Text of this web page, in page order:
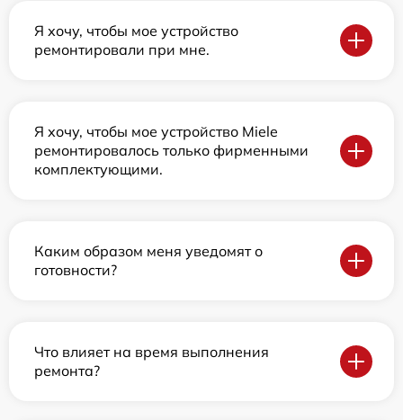
Я хочу, чтобы мое устройство
ремонтировали при мне.
Я хочу, чтобы мое устройство Miele
ремонтировалось только фирменными
комплектующими.
Каким образом меня уведомят о
готовности?
Что влияет на время выполнения
ремонта?